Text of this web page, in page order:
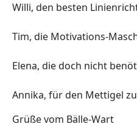
Willi, den besten
Tim, die Motivations-
Elena, die doch nicht
Annika, für den Mettigel
Grüße vom Bälle-Wart